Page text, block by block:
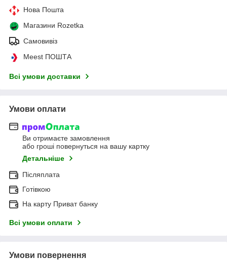
Нова Пошта
Магазини Rozetka
Самовивіз
Meest ПОШТА
Всі умови доставки
Умови оплати
Ви отримаєте замовлення
або гроші повернуться на вашу картку
Детальніше
Післяплата
Готівкою
На карту Приват банку
Всі умови оплати
Умови повернення